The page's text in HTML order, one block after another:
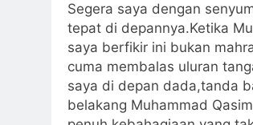
Segera saya dengan
tepat di depannya.Ketika
saya berfikir ini bukan
cuma membalas uluran
saya di depan dada,tanda
belakang Muhammad